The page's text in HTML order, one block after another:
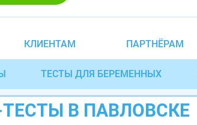
КЛИЕНТАМ ПАРТНЁРАМ
ТЕСТЫ ДЛЯ БЕРЕМЕННЫХ
В ПАВЛОВСКЕ